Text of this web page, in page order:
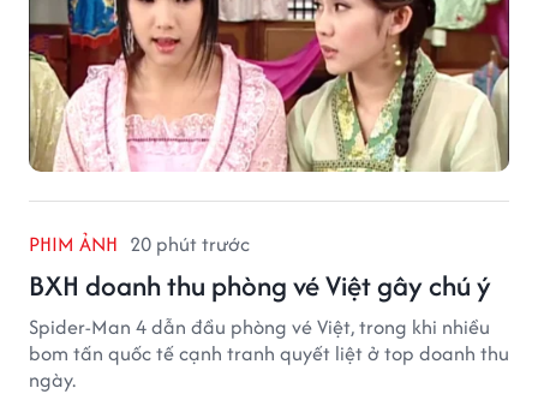
PHIM ẢNH 20 phút trước
BXH doanh thu phòng vé Việt gây chú ý
Spider-Man 4 dẫn đầu phòng vé Việt, trong khi nhiều
bom tấn quốc tế cạnh tranh quyết liệt ở top doanh thu
ngày.